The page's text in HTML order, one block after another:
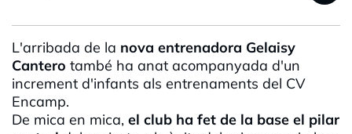
L'arribada de la nova entrenadora Gelaisy
Cantero també ha anat acompanyada d'un
increment d'infants als entrenaments del CV
Encamp.
De mica en mica, el club ha fet de la base el pilar